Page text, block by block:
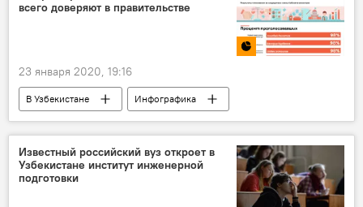
всего доверяют в правительстве
23 января 2020, 19:16
В Узбекистане
Инфографика
Мультимедиа
Политика
Известный российский вуз откроет в
Узбекистане институт инженерной
подготовки